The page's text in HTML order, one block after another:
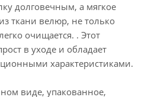
долговечным, а мягкое
ткани велюр, не только
очищается. . Этот
в уходе и обладает
характеристиками.
виде, упакованное,